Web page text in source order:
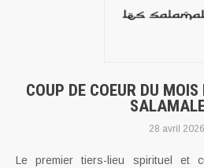
COUP DE COEUR DU
28 avril 2026
Le premier tiers-lieu spirituel et